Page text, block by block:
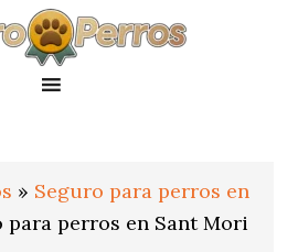
» Seguro para perros en
para perros en Sant Mori